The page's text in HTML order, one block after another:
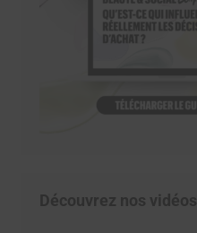
Découvrez nos vidéos